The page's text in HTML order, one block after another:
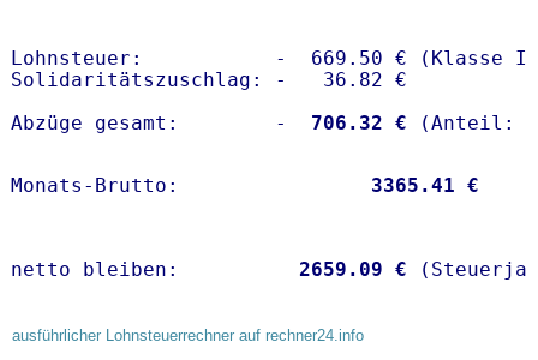
Lohnsteuer:           -  669.50 € (Klasse I)
Solidaritätszuschlag: -   36.82 €
Abzüge gesamt:        -
  706.32 €
Monats-Brutto: 3365.41 €
netto bleiben: 2659.09 €
ausführlicher Lohnsteuerrechner auf rechner24.info